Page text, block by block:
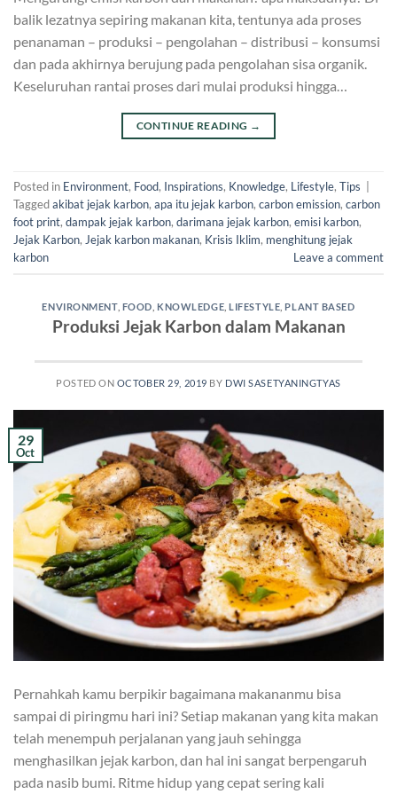
balik lezatnya sepiring makanan kita, tentunya ada proses
penanaman – produksi – pengolahan – distribusi – konsumsi
dan pada akhirnya berujung pada pengolahan sisa organik.
Keseluruhan rantai proses dari mulai produksi hingga…
CONTINUE READING →
Posted in Environment, Food, Inspirations, Knowledge, Lifestyle, Tips
Taggedakibat jejak karbon, apa itu jejak karbon, carbon emission, carbon
foot print, dampak jejak karbon, darimana jejak karbon, emisi karbon,
Jejak Karbon, Jejak karbon makanan, Krisis Iklim, menghitung jejak
karbon
Leave a comment
ENVIRONMENT, FOOD KNOWLEDGE ,LIFESTYLE PLANT BASED
Produksi Jejak Karbon dalam Makanan
POSTED ON OCTOBER 29, 2019 BY DWI SASETYANINGTYAS
29
Oct
Pernahkah kamu berpikir bagaimana makananmu bisa
sampai di piringmu hari ini? Setiap makanan yang kita makan
telah menempuh perjalanan yang jauh sehingga
menghasilkan jejak karbon, dan hal ini sangat berpengaruh
pada nasib bumi. Ritme hidup yang cepat sering kali